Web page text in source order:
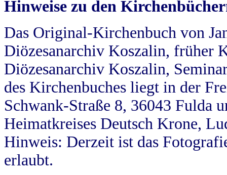
Hinweise zu den
Das Original-Kirchenbuch von
Diözesanarchiv Koszalin, früher
Diözesanarchiv Koszalin,
des Kirchenbuches liegt in der
Schwank-Straße 8, 36043 Fulda
Heimatkreises Deutsch Krone,
Hinweis: Derzeit ist das
erlaubt.